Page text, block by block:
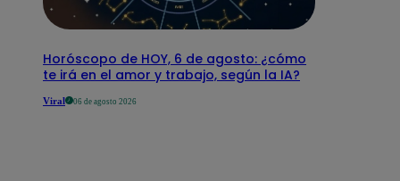
Horóscopo de HOY, 6 de agosto: ¿cómo
te irá en el amor y trabajo, según la IA?
Viral 06 de agosto 2026